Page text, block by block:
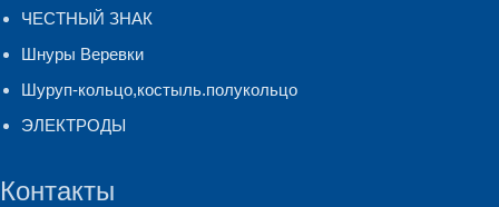
ЧЕСТНЫЙ ЗНАК
Шнуры Веревки
Шуруп-кольцо,костыль.полукольцо
ЭЛЕКТРОДЫ
Контакты